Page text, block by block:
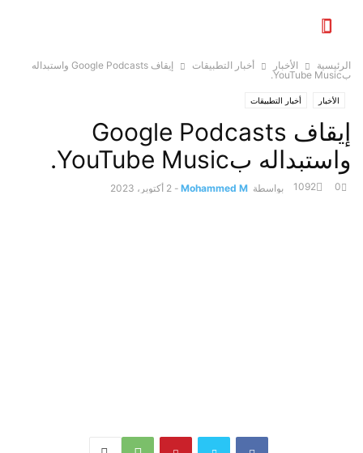
الرئيسية الأخبار أخبار التطبيقات
إيقاف Google Podcasts واستبداله
بYouTube Music.
الأخبار أخبار التطبيقات
إيقاف Google Podcasts
واستبداله بYouTube Music.
بواسطة Mohammed M
- 2 أكتوبر، 2023 0
1092